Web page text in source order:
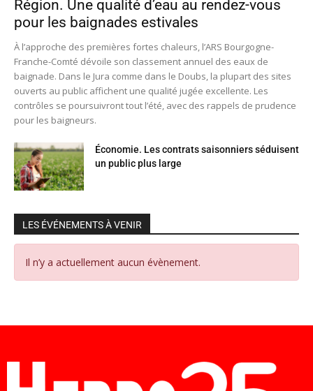
Région. Une qualité d’eau au rendez-vous
pour les baignades estivales
À l’approche des premières fortes chaleurs, l’ARS Bourgogne-
Franche-Comté dévoile son classement annuel des eaux de
baignade. Dans le Jura comme dans le Doubs, la plupart des sites
ouverts au public affichent une qualité jugée excellente. Les
contrôles se poursuivront tout l’été, avec des rappels de prudence
pour les baigneurs.
Économie. Les contrats saisonniers séduisent
un public plus large
LES ÉVÉNEMENTS À VENIR
Il n’y a actuellement aucun évènement.